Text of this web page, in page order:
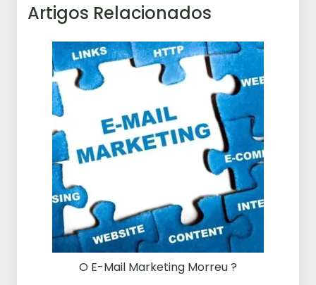
Artigos Relacionados
O E-Mail Marketing Morreu ?